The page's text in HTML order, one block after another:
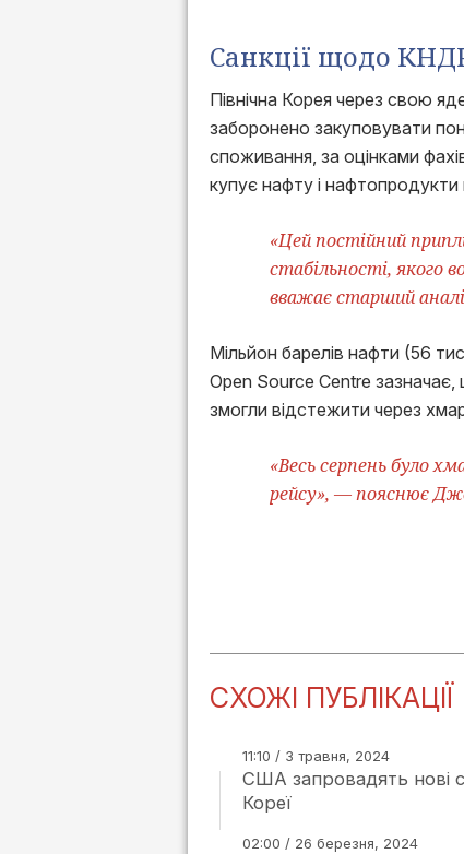
Санкції щодо
Північна Корея через свою
заборонено закуповувати
споживання, за оцінками
купує нафту і нафтопродукти
«Цей постійний
стабільності, якого
вважає старший
Мільйон барелів нафти (56
Open Source Centre зазначає,
змогли відстежити через
«Весь серпень було
рейсу», — пояснює
СХОЖІ ПУБЛІКАЦІЇ
11:10 / 3 травня, 2024
США запровадять нові
Кореї
02:00 / 26 березня, 2024